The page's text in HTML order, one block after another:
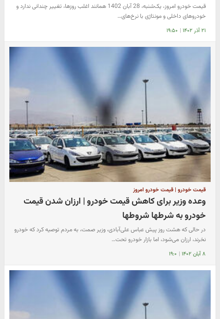
قیمت خودرو امروز، یک‌شنبه، 28 آبان 1402 همانند اغلب روزها، تغییر چندانی ندارد و
خودروهای داخلی و مونتاژی با نرخ‌های…
۲۱ آذر ۱۴۰۲ | ۱۹:۵۰
قیمت خودرو | قیمت خودرو امروز
وعده وزیر برای کاهش قیمت خودرو | ارزان شدن قیمت
خودرو به شرطها شروطها
در حالی که هشت روز پیش عباس علی‌آبادی، وزیر صمت، به مردم توصیه کرد که خودرو
نخرند، ارزان می‌شود، اما بازار خودرو تحت…
۸ آبان ۱۴۰۲ | ۱۹:۰